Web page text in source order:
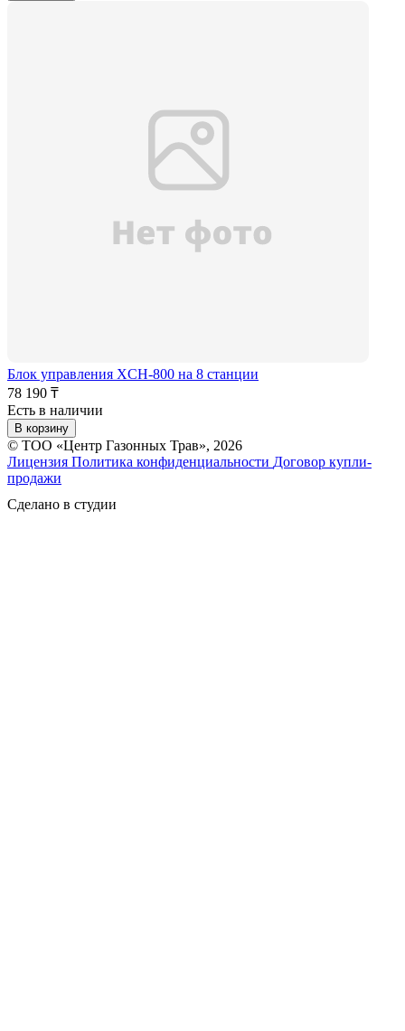
Блок управления XCH-800 на 8 станции
78 190 ₸
Есть в наличии
В корзину
© ТОО «Центр Газонных Трав», 2026
Лицензия Политика конфиденциальности Договор купли-
продажи
Сделано в студии